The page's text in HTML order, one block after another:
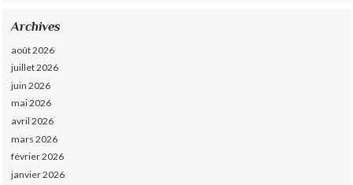
Archives
août 2026
juillet 2026
juin 2026
mai 2026
avril 2026
mars 2026
février 2026
janvier 2026